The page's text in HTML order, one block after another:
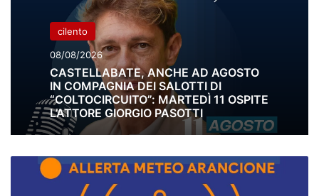
cilento
08/08/2026
CASTELLABATE, ANCHE AD AGOSTO
IN COMPAGNIA DEI SALOTTI DI
“COLTOCIRCUITO”: MARTEDÌ 11 OSPITE
L’ATTORE GIORGIO PASOTTI
Protezione